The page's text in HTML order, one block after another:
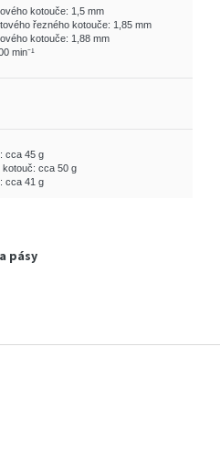
kotouče: 1,5 mm
řezného kotouče: 1,85 mm
kotouče: 1,88 mm
min⁻¹
cca 45 g
cca 50 g
cca 41 g
pásy